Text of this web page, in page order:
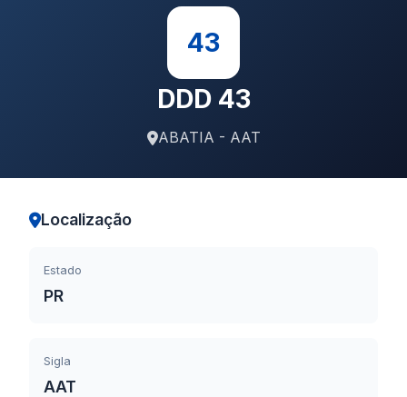
43
DDD 43
ABATIA - AAT
Localização
Estado
PR
Sigla
AAT